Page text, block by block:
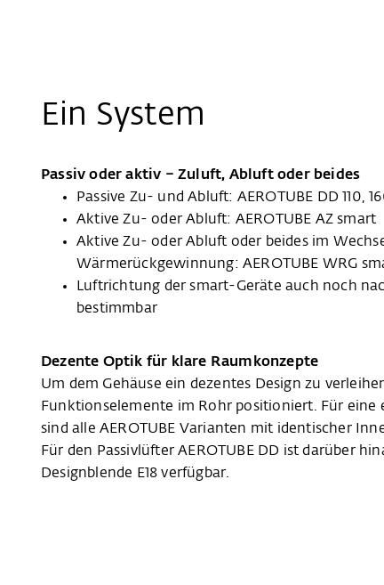
Ein System
Passiv oder aktiv – Zuluft, Abluft oder beides
Passive Zu- und Abluft: AEROTUBE DD 110,
Aktive Zu- oder Abluft: AEROTUBE AZ smart
Aktive Zu- oder Abluft oder beides im
Wärmerückgewinnung: AEROTUBE WRG
Luftrichtung der smart-Geräte auch noch
bestimmbar
Dezente Optik für klare Raumkonzepte
Um dem Gehäuse ein dezentes Design zu
Funktionselemente im Rohr positioniert. Für eine
sind alle AEROTUBE Varianten mit identischer
Für den Passivlüfter AEROTUBE DD ist darüber
Designblende E18 verfügbar.